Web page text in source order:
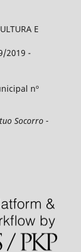
E
2019 -
nº
Socorro -